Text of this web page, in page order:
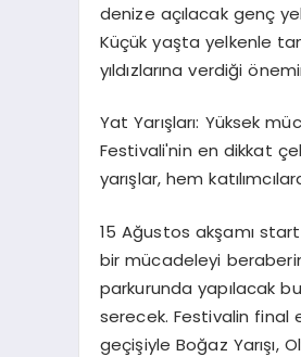
denize açılacak genç
Küçük yaşta yelkenle
yıldızlarına verdiği
Yat Yarışları: Yüksek
Festivali'nin en dikkat
yarışlar, hem
15 Ağustos akşamı
bir mücadeleyi
parkurunda yapılacak
serecek. Festivalin final
geçişiyle Boğaz Yarışı,